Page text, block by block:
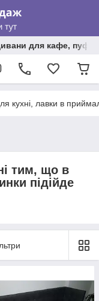
для кафе,
кухні, лавки в
тим, що в
підійде